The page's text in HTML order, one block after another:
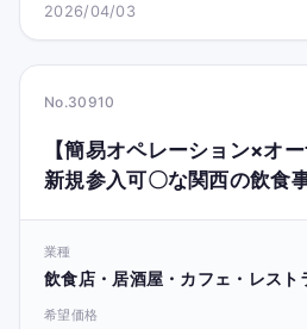
2026/04/03
No.30910
【簡易オペレーション×オ
新規参入可〇な関西の飲食
業種
飲食店・居酒屋・カフェ・レスト
希望価格